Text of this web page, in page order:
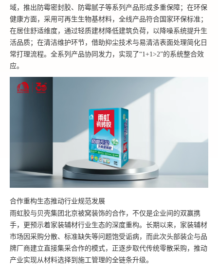
域，推出防霉密封胶、防霉腻子等系列产品形成多重保障；在环保
健康方面，采用可再生生物基材料，全线产品符合国家环保标准；
在居住舒适维度，通过轻质建材降低建筑负荷，以降噪系统提升生
活品质；在清洁维护环节，借助抑尘技术与易清洁表面处理简化日
常打理流程。全系列产品协同发力，实现了“1+1>2”的系统整合效
应。
合作重构生态推动行业规范发展
雨虹胶与贝壳集团北京被窝装饰的合作，不仅是企业间的双赢携
手，更预示着家装辅材行业生态的深度重构。长期以来，家装辅材
市场因采购分散、标准缺失等问题饱受诟病，而此次头部装企与品
牌厂商建立直接集采合作的模式，正逐步取代传统零散采购，推动
产业实现从材料选择到施工管理的全链条升级。